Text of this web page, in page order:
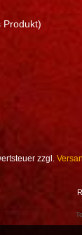
Produkt)
zzgl.